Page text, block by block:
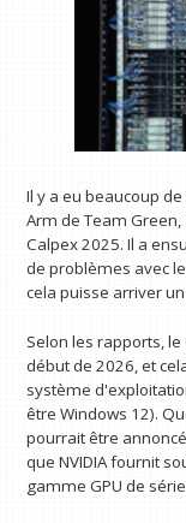
Il y a eu beaucoup
Arm de Team
Calpex 2025. Il a
de problèmes avec
cela puisse arriver
Selon les rapports, le
début de 2026, et
système
être Windows 12).
pourrait être
que NVIDIA fournit
gamme GPU de série